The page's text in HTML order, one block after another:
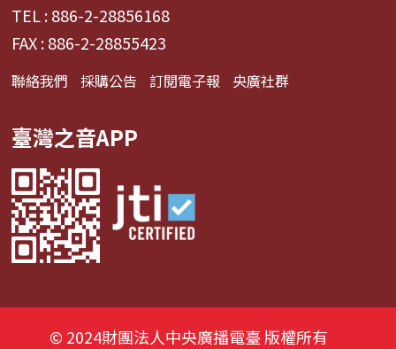
TEL : 886-2-28856168
FAX : 886-2-28855423
聯絡我們 採購公告 訂閱電子報 央廣社群
臺灣之音APP
© 2024財團法人中央廣播電臺 版權所有